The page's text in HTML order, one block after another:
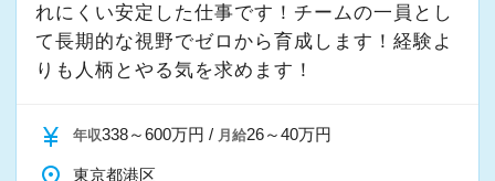
れにくい安定した仕事です！チームの一員とし
て⻑期的な視野でゼロから育成します！経験よ
りも人柄とやる気を求めます！
currency_yen 年収338～600万円 / 月給26～40万円
東京都港区